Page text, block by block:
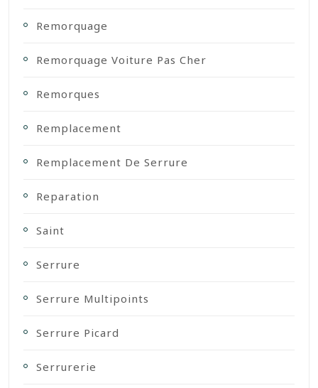
Remorquage
Remorquage Voiture Pas Cher
Remorques
Remplacement
Remplacement De Serrure
Reparation
Saint
Serrure
Serrure Multipoints
Serrure Picard
Serrurerie